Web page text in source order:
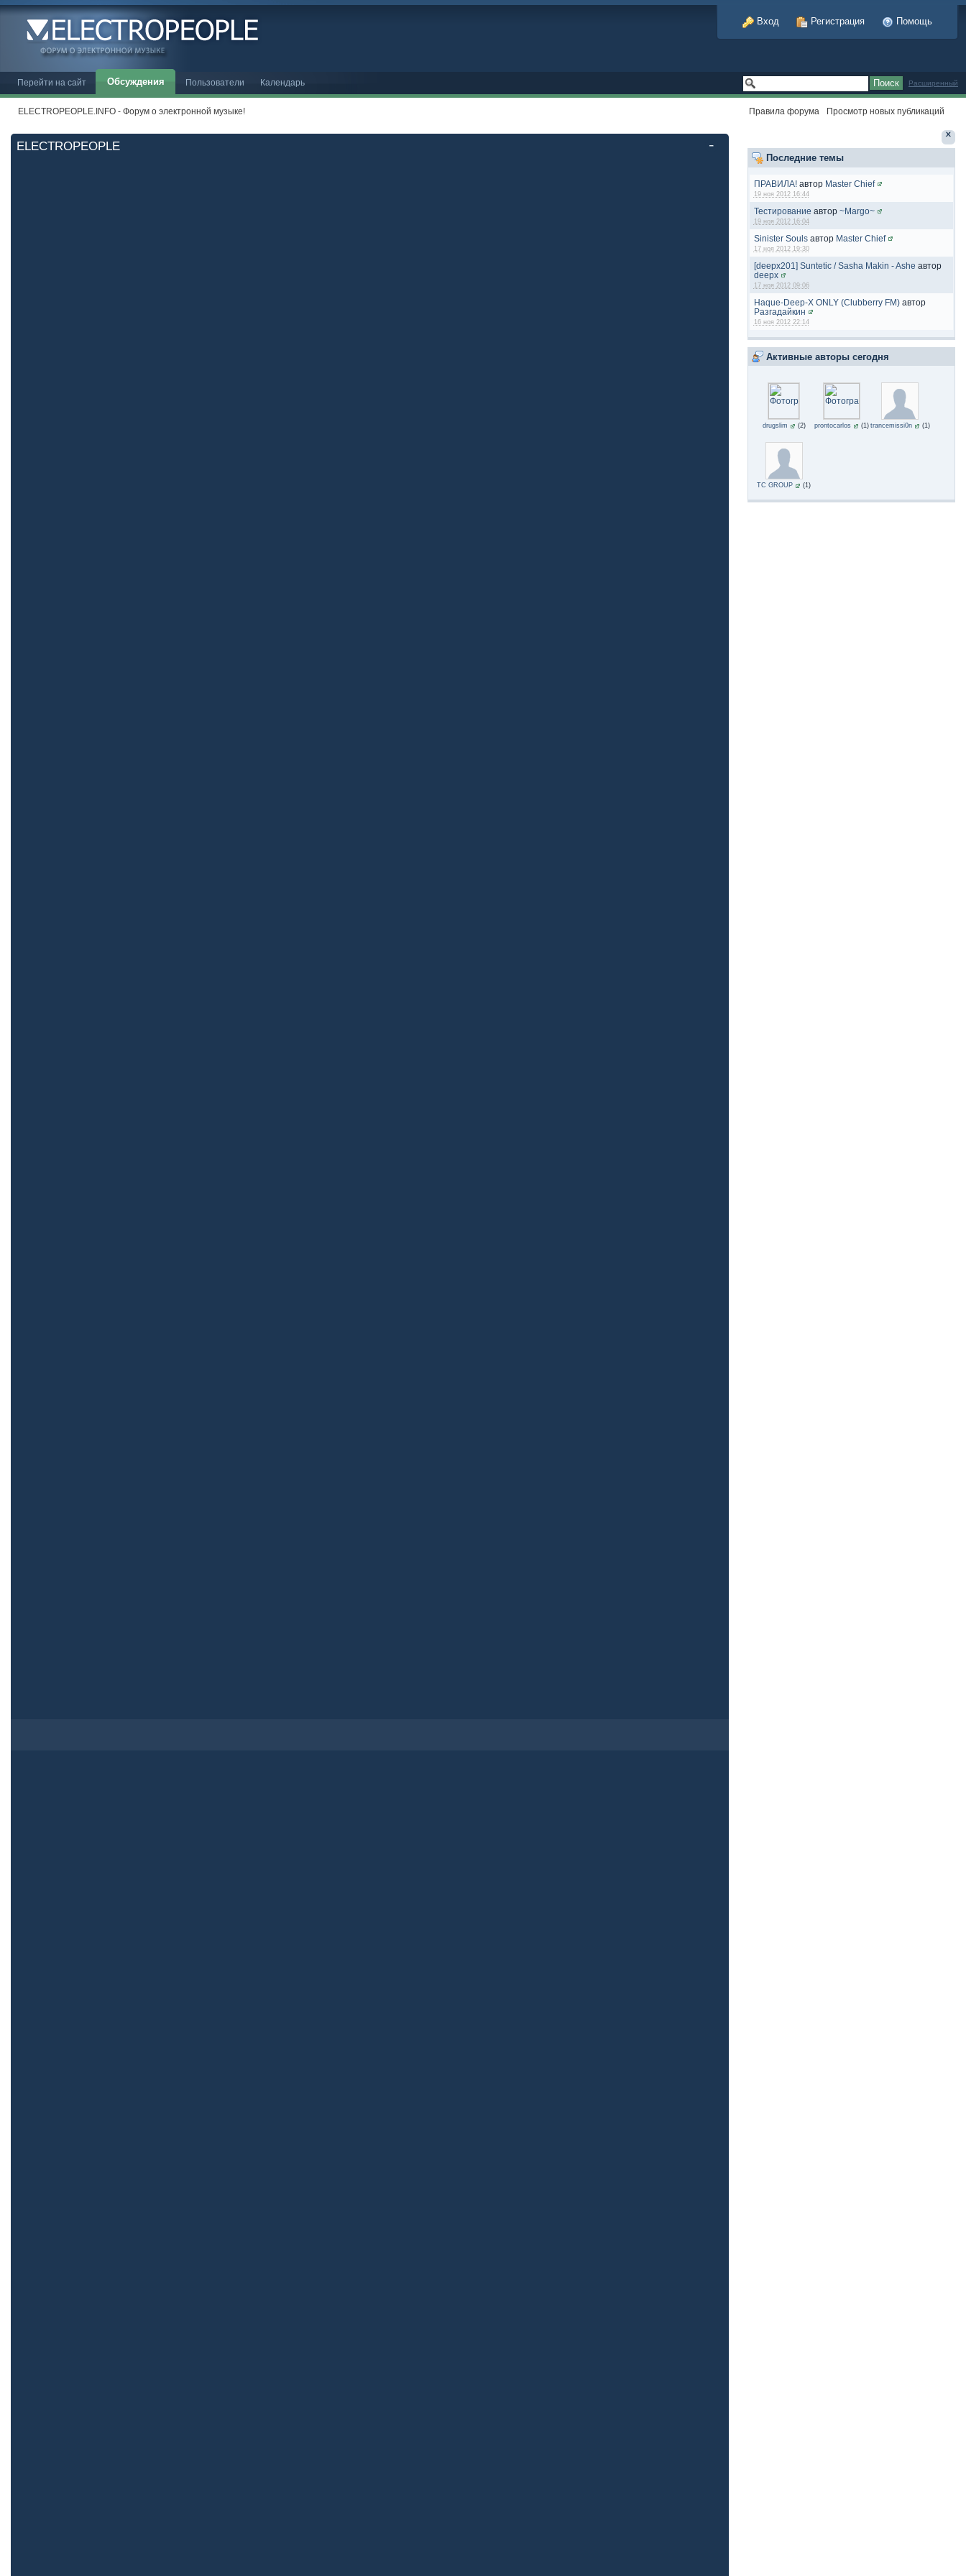
Вход Регистрация Помощь
Расширенный
Перейти на сайт Обсуждения Пользователи Календарь
ELECTROPEOPLE.INFO - Форум о электронной музыке! Правила форума Просмотр новых публикаций
Последние темы
ПРАВИЛА!автор Master Chief
19 ноя 2012 16:44
Тестирование автор ~Margo~
19 ноя 2012 16:04
Sinister Soulsавтор Master Chief
17 ноя 2012 19:30
[deepx201] Suntetic / Sasha Makin - Ashe автор
deepx
17 ноя 2012 09:06
Haque-Deep-X ONLY (Clubberry FM)автор
Разгадайкин
16 ноя 2012 22:14
Активные авторы сегодня
drugslim (2) prontocarlos (1) trancemissi0n (1)
TC GROUP (1)
ELECTROPEOPLE